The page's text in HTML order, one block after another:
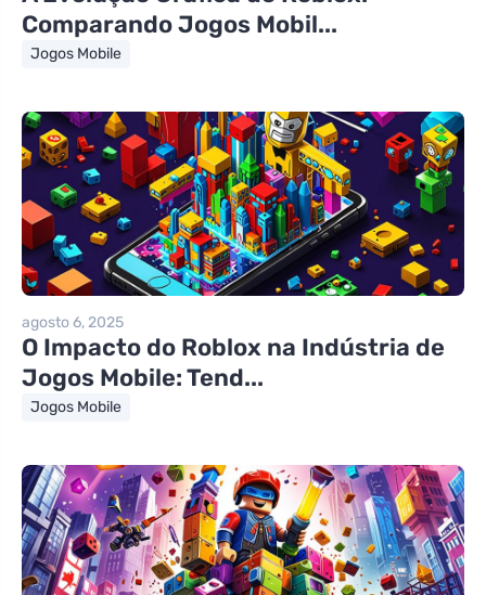
Comparando Jogos Mobil...
Jogos Mobile
agosto 6, 2025
O Impacto do Roblox na Indústria de
Jogos Mobile: Tend...
Jogos Mobile